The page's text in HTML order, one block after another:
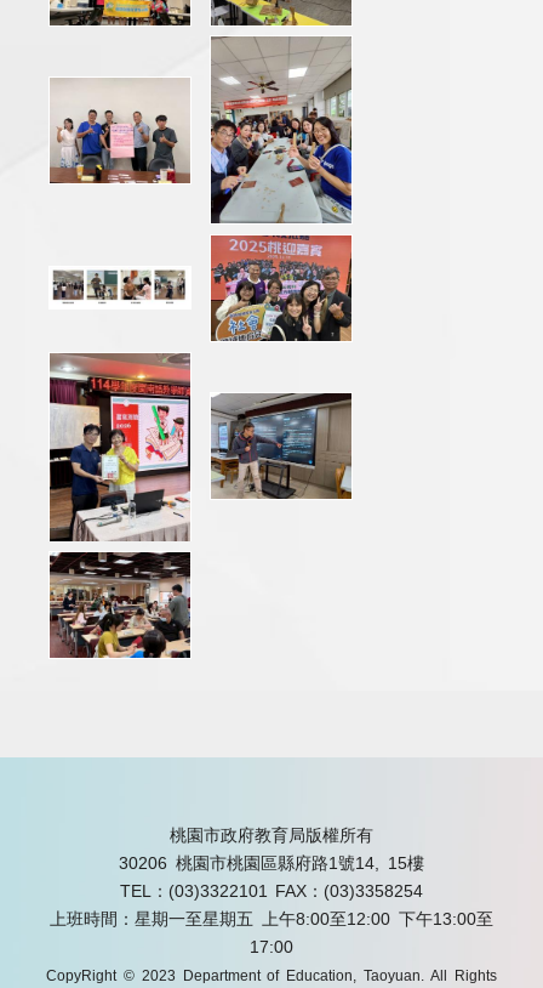
桃園市政府教育局版權所有
30206 桃園市桃園區縣府路1號14, 15樓
TEL：(03)3322101 FAX：(03)3358254
上班時間：星期一至星期五 上午8:00至12:00 下午13:00至
17:00
CopyRight © 2023 Department of Education, Taoyuan. All Rights